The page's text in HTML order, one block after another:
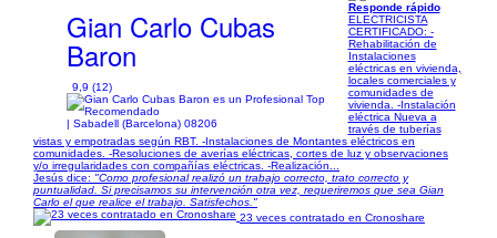
Gian Carlo Cubas
Baron
9,9 (12)
| Sabadell (Barcelona) 08206
Responde rápido
ELECTRICISTA
CERTIFICADO: -
Rehabilitación de
Instalaciones
eléctricas en vivienda,
locales comerciales y
comunidades de
vivienda. -Instalación
eléctrica Nueva a
través de tuberías
vistas y empotradas según RBT. -Instalaciones de Montantes eléctricos en
comunidades. -Resoluciones de averías eléctricas, cortes de luz y observaciones
y/o irregularidades con compañías eléctricas. -Realización...
Jesús dice: "Como profesional realizó un trabajo correcto, trato correcto y
puntualidad. Si precisamos su intervención otra vez, requeriremos que sea Gian
Carlo el que realice el trabajo. Satisfechos."
23 veces contratado en Cronoshare